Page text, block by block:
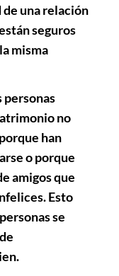
una relación
seguros
misma
personas
no
han
o porque
amigos que
Esto
se